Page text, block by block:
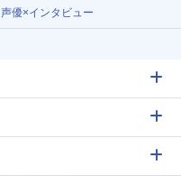
声優×インタビュー